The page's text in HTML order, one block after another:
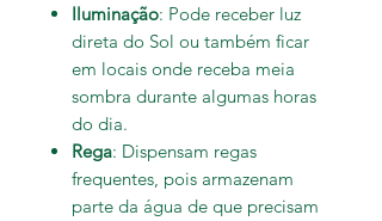
Iluminação: Pode receber luz
direta do Sol ou também ficar
em locais onde receba meia
sombra durante algumas horas
do dia.
Rega: Dispensam regas
frequentes, pois armazenam
parte da água de que precisam